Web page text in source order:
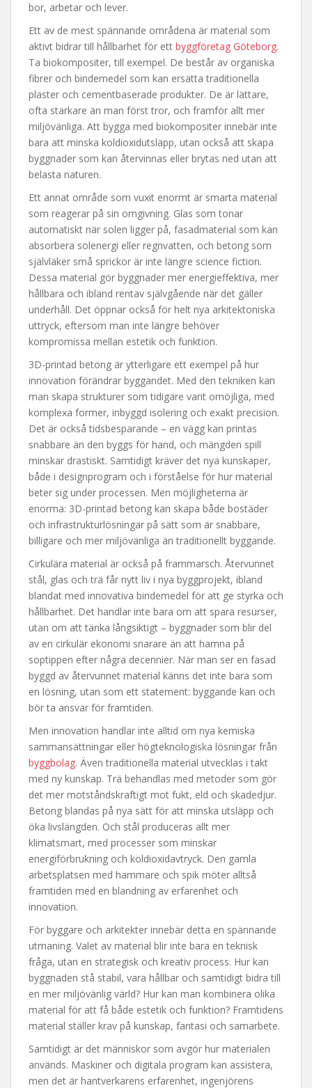
bor, arbetar och lever.
Ett av de mest spännande områdena är material som
aktivt bidrar till hållbarhet för ett byggföretag Göteborg.
Ta biokompositer, till exempel. De består av organiska
fibrer och bindemedel som kan ersätta traditionella
plaster och cementbaserade produkter. De är lättare,
ofta starkare än man först tror, och framför allt mer
miljövänliga. Att bygga med biokompositer innebär inte
bara att minska koldioxidutsläpp, utan också att skapa
byggnader som kan återvinnas eller brytas ned utan att
belasta naturen.
Ett annat område som vuxit enormt är smarta material
som reagerar på sin omgivning. Glas som tonar
automatiskt när solen ligger på, fasadmaterial som kan
absorbera solenergi eller regnvatten, och betong som
självläker små sprickor är inte längre science fiction.
Dessa material gör byggnader mer energieffektiva, mer
hållbara och ibland rentav självgående när det gäller
underhåll. Det öppnar också för helt nya arkitektoniska
uttryck, eftersom man inte längre behöver
kompromissa mellan estetik och funktion.
3D-printad betong är ytterligare ett exempel på hur
innovation förändrar byggandet. Med den tekniken kan
man skapa strukturer som tidigare varit omöjliga, med
komplexa former, inbyggd isolering och exakt precision.
Det är också tidsbesparande – en vägg kan printas
snabbare än den byggs för hand, och mängden spill
minskar drastiskt. Samtidigt kräver det nya kunskaper,
både i designprogram och i förståelse för hur material
beter sig under processen. Men möjligheterna är
enorma: 3D-printad betong kan skapa både bostäder
och infrastrukturlösningar på sätt som är snabbare,
billigare och mer miljövänliga än traditionellt byggande.
Cirkulära material är också på frammarsch. Återvunnet
stål, glas och trä får nytt liv i nya byggprojekt, ibland
blandat med innovativa bindemedel för att ge styrka och
hållbarhet. Det handlar inte bara om att spara resurser,
utan om att tänka långsiktigt – byggnader som blir del
av en cirkulär ekonomi snarare än att hamna på
soptippen efter några decennier. När man ser en fasad
byggd av återvunnet material känns det inte bara som
en lösning, utan som ett statement: byggande kan och
bör ta ansvar för framtiden.
Men innovation handlar inte alltid om nya kemiska
sammansättningar eller högteknologiska lösningar från
byggbolag. Även traditionella material utvecklas i takt
med ny kunskap. Trä behandlas med metoder som gör
det mer motståndskraftigt mot fukt, eld och skadedjur.
Betong blandas på nya sätt för att minska utsläpp och
öka livslängden. Och stål produceras allt mer
klimatsmart, med processer som minskar
energiförbrukning och koldioxidavtryck. Den gamla
arbetsplatsen med hammare och spik möter alltså
framtiden med en blandning av erfarenhet och
innovation.
För byggare och arkitekter innebär detta en spännande
utmaning. Valet av material blir inte bara en teknisk
fråga, utan en strategisk och kreativ process. Hur kan
byggnaden stå stabil, vara hållbar och samtidigt bidra till
en mer miljövänlig värld? Hur kan man kombinera olika
material för att få både estetik och funktion? Framtidens
material ställer krav på kunskap, fantasi och samarbete.
Samtidigt är det människor som avgör hur materialen
används. Maskiner och digitala program kan assistera,
men det är hantverkarens erfarenhet, ingenjörens